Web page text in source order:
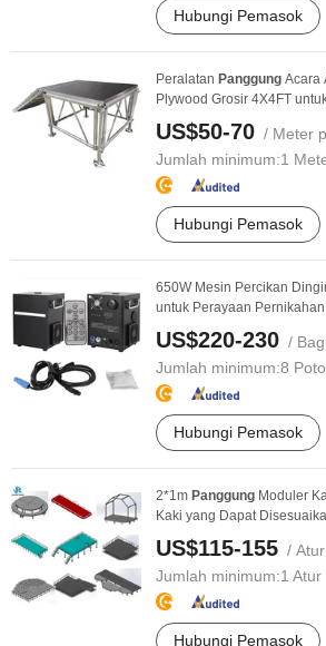
Hubungi Pemasok
Peralatan Panggung Acara
Plywood Grosir 4X4FT
US$50-70 / Meter
Jumlah minimum:1
Hubungi Pemasok
650W Mesin Percikan
untuk Perayaan
US$220-230 /
Jumlah minimum:8
Hubungi Pemasok
2*1m Panggung Moduler
Kaki yang Dapat
US$115-155 / Atur
Jumlah minimum:1 Atur
Hubungi Pemasok